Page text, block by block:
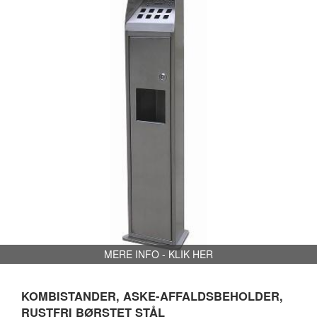
MERE INFO - KLIK HER
KOMBISTANDER, ASKE-AFFALDSBEHOLDER,
RUSTFRI BØRSTET STÅL